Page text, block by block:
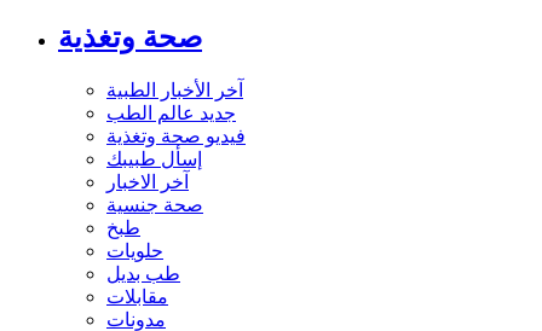
صحة وتغذية
آخر الأخبار الطبية
جديد عالم الطب
فيديو صحة وتغذية
إسأل طبيبك
آخر الاخبار
صحة جنسية
طبخ
حلويات
طب بديل
مقابلات
مدونات